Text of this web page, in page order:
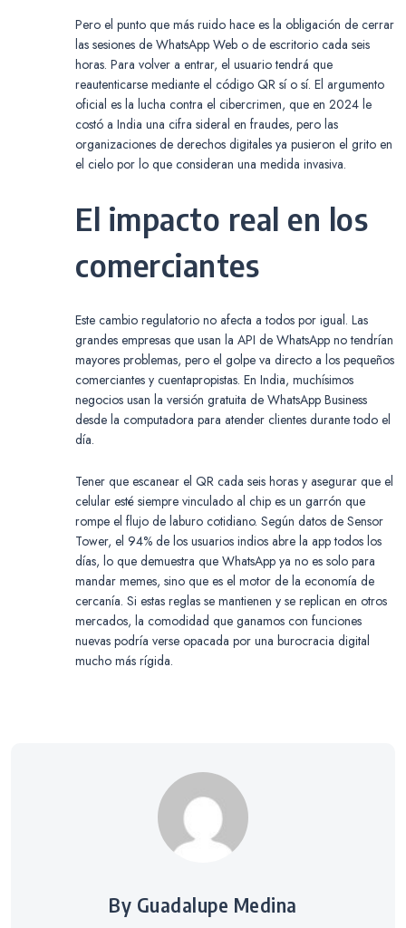
Pero el punto que más ruido hace es la obligación de cerrar
las sesiones de WhatsApp Web o de escritorio cada seis
horas. Para volver a entrar, el usuario tendrá que
reautenticarse mediante el código QR sí o sí. El argumento
oficial es la lucha contra el cibercrimen, que en 2024 le
costó a India una cifra sideral en fraudes, pero las
organizaciones de derechos digitales ya pusieron el grito en
el cielo por lo que consideran una medida invasiva.
El impacto real en los
comerciantes
Este cambio regulatorio no afecta a todos por igual. Las
grandes empresas que usan la API de WhatsApp no tendrían
mayores problemas, pero el golpe va directo a los pequeños
comerciantes y cuentapropistas. En India, muchísimos
negocios usan la versión gratuita de WhatsApp Business
desde la computadora para atender clientes durante todo el
día.
Tener que escanear el QR cada seis horas y asegurar que el
celular esté siempre vinculado al chip es un garrón que
rompe el flujo de laburo cotidiano. Según datos de Sensor
Tower, el 94% de los usuarios indios abre la app todos los
días, lo que demuestra que WhatsApp ya no es solo para
mandar memes, sino que es el motor de la economía de
cercanía. Si estas reglas se mantienen y se replican en otros
mercados, la comodidad que ganamos con funciones
nuevas podría verse opacada por una burocracia digital
mucho más rígida.
By Guadalupe Medina